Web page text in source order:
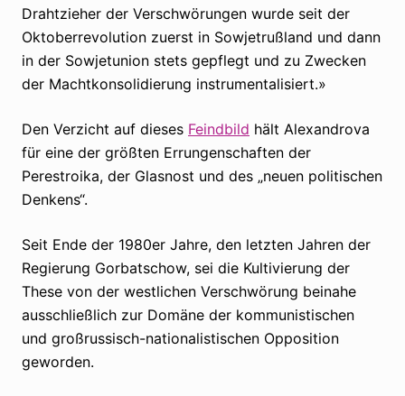
Drahtzieher der Verschwörungen wurde seit der
Oktoberrevolution zuerst in Sowjetrußland und dann
in der Sowjetunion stets gepflegt und zu Zwecken
der Machtkonsolidierung instrumentalisiert.»
Den Verzicht auf dieses Feindbild hält Alexandrova
für eine der größten Errungenschaften der
Perestroika, der Glasnost und des „neuen politischen
Denkens“.
Seit Ende der 1980er Jahre, den letzten Jahren der
Regierung Gorbatschow, sei die Kultivierung der
These von der westlichen Verschwörung beinahe
ausschließlich zur Domäne der kommunistischen
und großrussisch-nationalistischen Opposition
geworden.